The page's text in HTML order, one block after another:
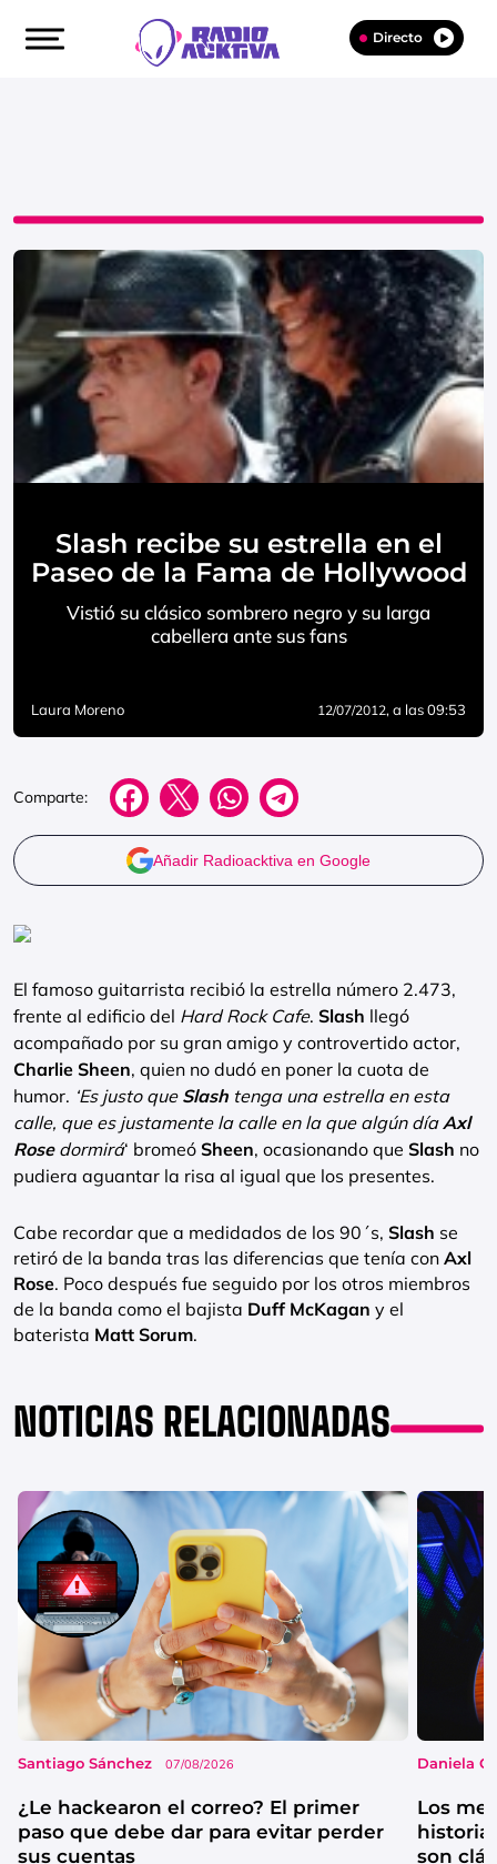
Directo
Slash recibe su estrella en el
Paseo de la Fama de Hollywood
Vistió su clásico sombrero negro y su larga
cabellera ante sus fans
Laura Moreno 12/07/2012, a las 09:53
Comparte:
Añadir Radioacktiva en Google
El famoso guitarrista recibió la estrella número 2.473,
frente al edificio del Hard Rock Cafe. Slash llegó
acompañado por su gran amigo y controvertido actor,
Charlie Sheen, quien no dudó en poner la cuota de
humor. ‘Es justo que Slash tenga una estrella en esta
calle, que es justamente la calle en la que algún díaAxl
Rosedormirá‘ bromeó Sheen, ocasionando que Slash no
pudiera aguantar la risa al igual que los presentes.
Cabe recordar que a medidados de los 90´s, Slash se
retiró de la banda tras las diferencias que tenía con Axl
Rose. Poco después fue seguido por los otros miembros
de la banda como el bajista Duff McKagan y el
baterista Matt Sorum.
NOTICIAS RELACIONADAS
Santiago Sánchez 07/08/2026
¿Le hackearon el correo? El primer
paso que debe dar para evitar perder
sus cuentas
Daniela
Los
historia
son